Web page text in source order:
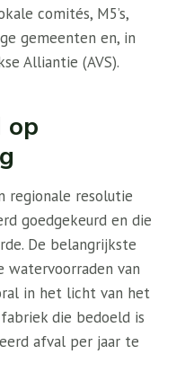
comités, M5’s,
gemeenten en, in
Alliantie (AVS).
op
regionale resolutie
goedgekeurd en die
De belangrijkste
watervoorraden van
in het licht van het
die bedoeld is
afval per jaar te